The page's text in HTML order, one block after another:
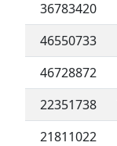
36783420
46550733
46728872
22351738
21811022